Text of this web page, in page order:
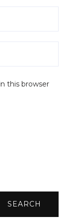
this browser
SEARCH